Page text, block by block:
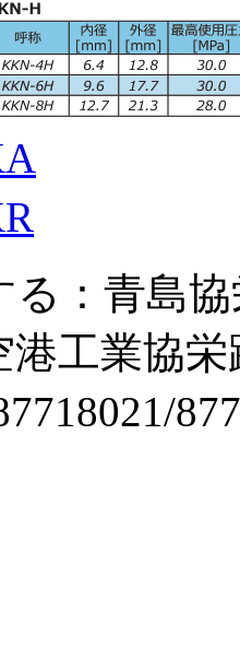
る ：青島
工業協栄